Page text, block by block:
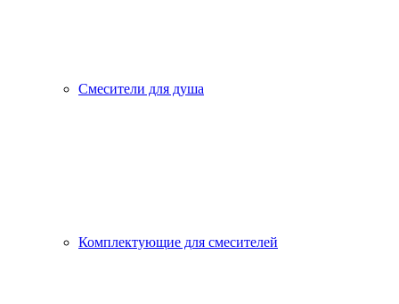
Смесители для душа
Комплектующие для смесителей